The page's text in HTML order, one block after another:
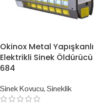
Okinox Metal Yapışkanlı
Elektrikli Sinek Öldürücü
684
Sinek Kovucu,Sineklik